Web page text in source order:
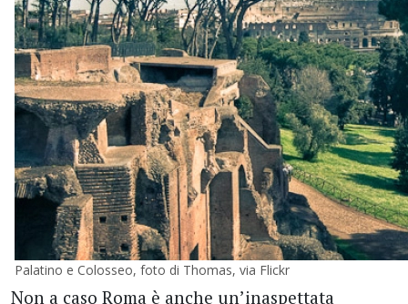
Palatino e Colosseo, foto di Thomas, via Flickr
Non a caso Roma è anche un’inaspettata